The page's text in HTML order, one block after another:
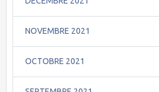
NOVEMBRE 2021
OCTOBRE 2021